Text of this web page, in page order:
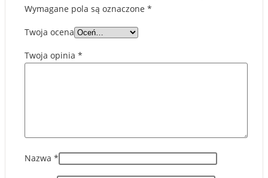
Wymagane pola są oznaczone *
Twoja ocena
Twoja opinia *
Nazwa *